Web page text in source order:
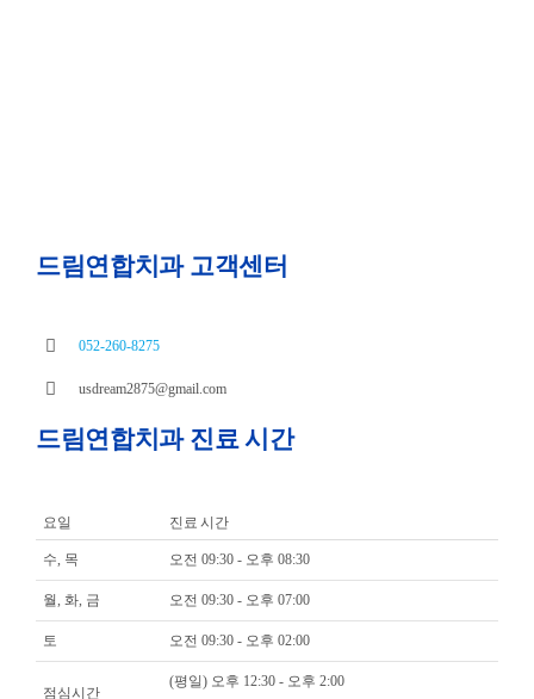
드림연합치과 고객센터
052-260-8275
usdream2875@gmail.com
드림연합치과 진료 시간
요일 진료 시간
수, 목 오전 09:30 - 오후 08:30
월, 화, 금 오전 09:30 - 오후 07:00
토 오전 09:30 - 오후 02:00
점심시간
(평일) 오후 12:30 - 오후 2:00